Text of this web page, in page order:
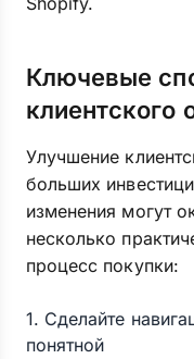
Ключевые
клиентского
Улучшение
больших
изменения могут
несколько
процесс покупки:
1. Сделайте
понятной